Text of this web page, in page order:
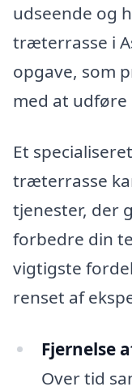
udseende og
træterrasse i
opgave, som
med at
Et
træterrasse
tjenester, der
forbedre din
vigtigste
renset af
Fjernelse
Over tid